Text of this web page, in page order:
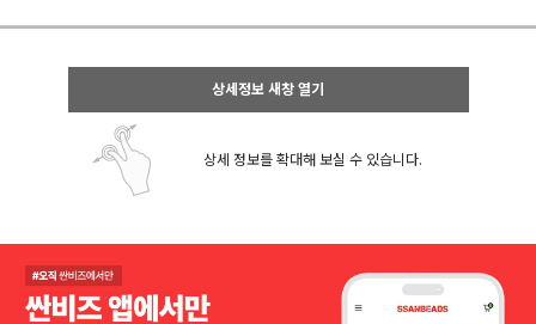
구
샵
페
구
상세정보 새창 열기
상세 정보를 확대해 보실 수 있습니다.